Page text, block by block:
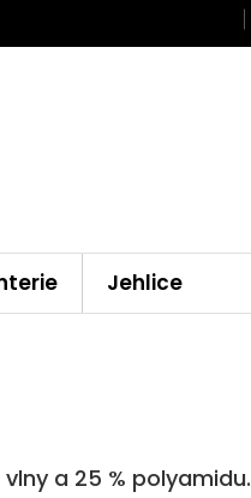
Jehlice
a 25 % polyamidu.